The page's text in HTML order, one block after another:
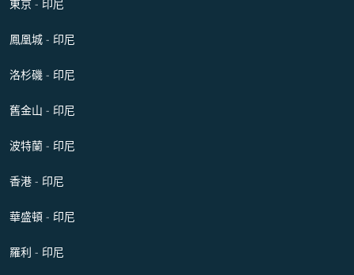
東京 - 印尼
鳳凰城 - 印尼
洛杉磯 - 印尼
舊金山 - 印尼
波特蘭 - 印尼
香港 - 印尼
華盛頓 - 印尼
羅利 - 印尼